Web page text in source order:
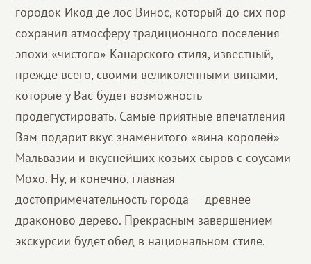
городок Икод де лос Винос, который до сих пор
сохранил атмосферу традиционного поселения
эпохи «чистого» Канарского стиля, известный,
прежде всего, своими великолепными винами,
которые у Вас будет возможность
продегустировать. Самые приятные впечатления
Вам подарит вкус знаменитого «вина королей»
Мальвазии и вкуснейших козьих сыров с соусами
Мохо. Ну, и конечно, главная
достопримечательность города — древнее
драконово дерево. Прекрасным завершением
экскурсии будет обед в национальном стиле.